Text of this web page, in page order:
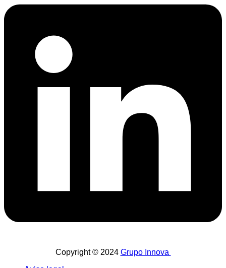
Copyright © 2024 Grupo Innova